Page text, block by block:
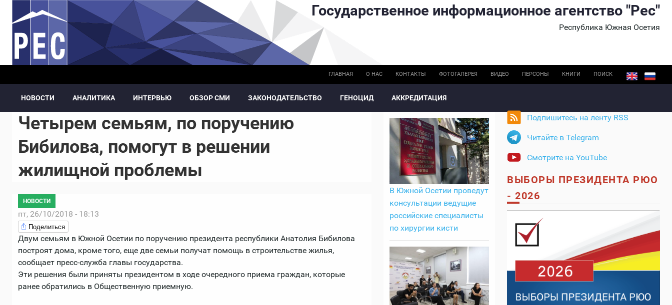
Перейти к основному содержанию Государственное информационное агентство "Рес"
Республика Южная Осетия
ГЛАВНАЯ О НАС КОНТАКТЫ ФОТОГАЛЕРЕЯ ВИДЕО ПЕРСОНЫ КНИГИ ПОИСК
НОВОСТИ АНАЛИТИКА ИНТЕРВЬЮ ОБЗОР СМИ ЗАКОНОДАТЕЛЬСТВО ГЕНОЦИД АККРЕДИТАЦИЯ
Четырем семьям, по поручению
Бибилова, помогут в решении
жилищной проблемы
НОВОСТИ
пт, 26/10/2018 - 18:13
Поделиться
Двум семьям в Южной Осетии по поручению президента республики Анатолия Бибилова
построят дома, кроме того, еще две семьи получат помощь в строительстве жилья,
сообщает пресс-служба главы государства.
Эти решения были приняты президентом в ходе очередного приема граждан, которые
ранее обратились в Общественную приемную.
В Южной Осетии проведут
консультации ведущие
российские специалисты
по хирургии кисти
Подпишитесь на ленту RSS
Читайте в Telegram
Смотрите на YouTube
ВЫБОРЫ ПРЕЗИДЕНТА РЮО
- 2026